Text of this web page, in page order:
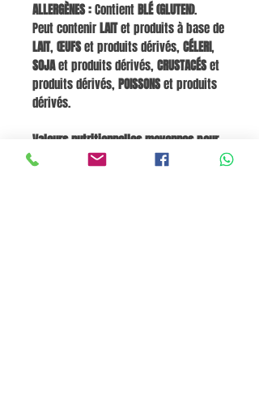
ALLERGÈNES :ContientBLÉ (GLUTEN).
Peut contenirLAITet produits à base de
LAIT,ŒUFSet produits dérivés,CÉLERI,
SOJAet produits dérivés,CRUSTACÉSet
produits dérivés,POISSONSet produits
dérivés.
Valeurs nutritionnelles moyennes pour
100 g :